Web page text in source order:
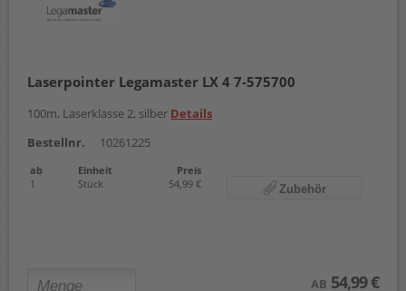
Laserpointer Legamaster LX 4 7-575700
100m, Laserklasse 2, silber Details
Bestellnr.
10261225
ab Einheit
Preis
1
Stück 54,99 € Zubehör
AB 54,99 €